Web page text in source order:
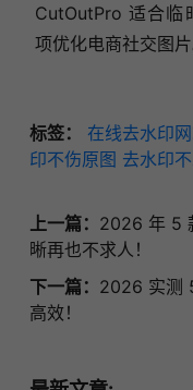
CutOutPro 适合临
项优化电商社交图片
标签： 在线去水印
印不伤原图 去水印
上一篇： 2026 年 5
晰再也不求人！
下一篇： 2026 实测
高效！